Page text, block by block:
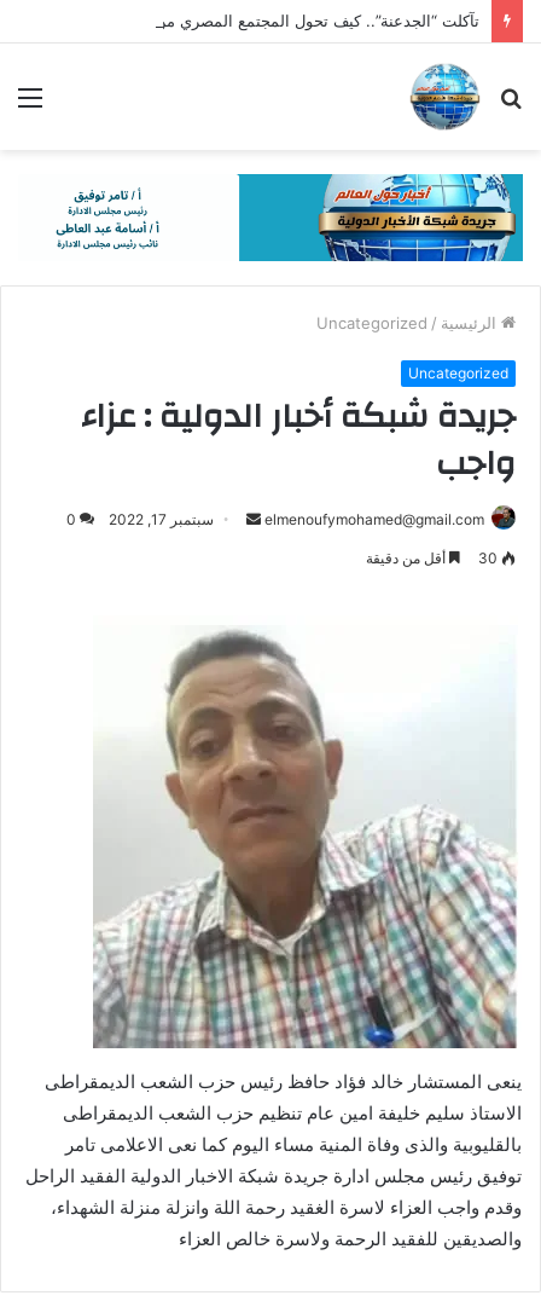
بحث
الرئيسية /
Uncategorized
Uncategorized
جريدة شبكة أخبار الدولية : عزاء
واجب
elmenoufymohamed@gmail.com
أرسل سبتمبر 17, 2022 0
30 أقل من دقيقة
ينعى المستشار خالد فؤاد حافظ رئيس حزب الشعب الديمقراطى
الاستاذ سليم خليفة امين عام تنظيم حزب الشعب الديمقراطى
بالقليوبية والذى وفاة المنية مساء اليوم كما نعى الاعلامى تامر
توفيق رئيس مجلس ادارة جريدة شبكة الاخبار الدولية الفقيد الراحل
وقدم واجب العزاء لاسرة الغقيد رحمة اللة وانزلة منزلة الشهداء،
والصديقين للفقيد الرحمة ولاسرة خالص العزاء